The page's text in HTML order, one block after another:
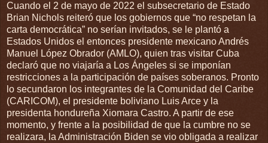
Cuando el 2 de mayo de 2022 el subsecretario de Estado
Brian Nichols reiteró que los gobiernos que “no respetan la
carta democrática” no serían invitados, se le plantó a
Estados Unidos el entonces presidente mexicano Andrés
Manuel López Obrador (AMLO), quien tras visitar Cuba
declaró que no viajaría a Los Ángeles si se imponían
restricciones a la participación de países soberanos. Pronto
lo secundaron los integrantes de la Comunidad del Caribe
(CARICOM), el presidente boliviano Luis Arce y la
presidenta hondureña Xiomara Castro. A partir de ese
momento, y frente a la posibilidad de que la cumbre no se
realizara, la Administración Biden se vio obligada a realizar